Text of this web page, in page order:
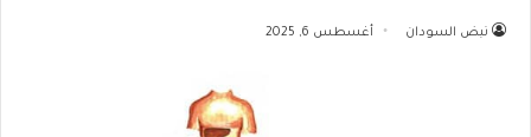
نبض السودان أغسطس 6, 2025